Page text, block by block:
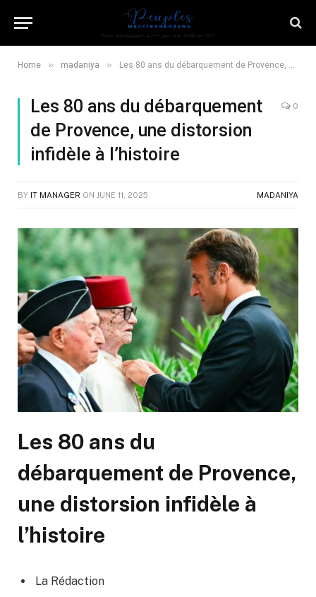
Home » madaniya » Les 80 ans du débarquement de Provence, une distorsion infidèle à l’histoire
Les 80 ans du débarquement
de Provence, une distorsion
infidèle à l’histoire
0
BY IT MANAGER ON JUNE 11, 2025 MADANIYA
Les 80 ans du
débarquement de Provence,
une distorsion infidèle à
l’histoire
La Rédaction